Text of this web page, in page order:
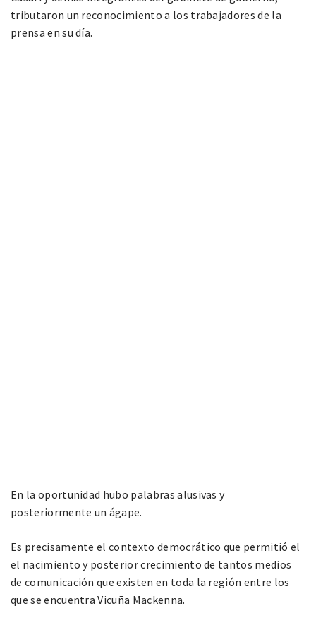
tributaron un reconocimiento a los trabajadores de la
prensa en su día.
En la oportunidad hubo palabras alusivas y
posteriormente un ágape.
Es precisamente el contexto democrático que permitió el
el nacimiento y posterior crecimiento de tantos medios
de comunicación que existen en toda la región entre los
que se encuentra Vicuña Mackenna.